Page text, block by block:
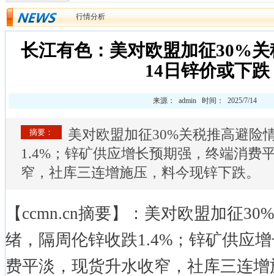
行情分析
长江有色：美对欧盟加征30%
14日锌价或下跌
来源： admin 时间： 2025/7/14
摘要：
美对欧盟加征30%关税推高避险
1.4%；锌矿供应增长预期强，终端消费
窄，社库三连增施压，料今现锌下跌。
【ccmn.cn摘要】：美对欧盟加征
绪，隔周伦锌收跌1.4%；锌矿供应
费平淡，现货升水收窄，社库三连